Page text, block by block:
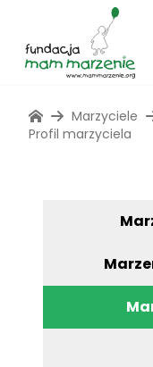
Marzyciele
Profil marzyciela